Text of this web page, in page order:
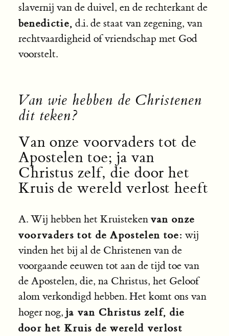
slavernij van de duivel, en de rechterkant de
benedictie, d.i. de staat van zegening, van
rechtvaardigheid of vriendschap met God
voorstelt.
Van wie hebben de Christenen
dit teken?
Van onze voorvaders tot de
Apostelen toe; ja van
Christus zelf, die door het
Kruis de wereld verlost heeft
A. Wij hebben het Kruisteken van onze
voorvaders tot de Apostelen toe: wij
vinden het bij al de Christenen van de
voorgaande eeuwen tot aan de tijd toe van
de Apostelen, die, na Christus, het Geloof
alom verkondigd hebben. Het komt ons van
hoger nog, ja van Christus zelf, die
door het Kruis de wereld verlost